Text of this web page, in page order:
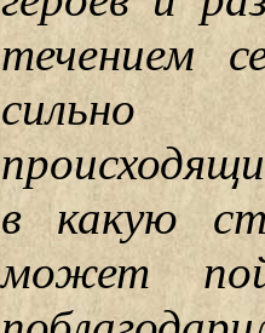
течением
сильно
в какую
может